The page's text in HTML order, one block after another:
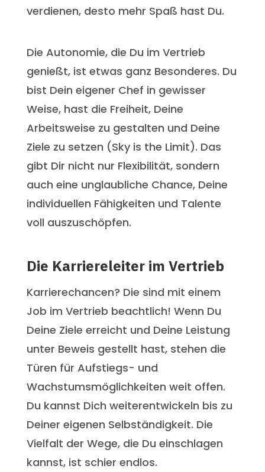
verdienen, desto mehr Spaß hast Du.
Die Autonomie, die Du im Vertrieb
genießt, ist etwas ganz Besonderes. Du
bist Dein eigener Chef in gewisser
Weise, hast die Freiheit, Deine
Arbeitsweise zu gestalten und Deine
Ziele zu setzen (Sky is the Limit). Das
gibt Dir nicht nur Flexibilität, sondern
auch eine unglaubliche Chance, Deine
individuellen Fähigkeiten und Talente
voll auszuschöpfen.
Die Karriereleiter im Vertrieb
Karrierechancen? Die sind mit einem
Job im Vertrieb beachtlich! Wenn Du
Deine Ziele erreicht und Deine Leistung
unter Beweis gestellt hast, stehen die
Türen für Aufstiegs- und
Wachstumsmöglichkeiten weit offen.
Du kannst Dich weiterentwickeln bis zu
Deiner eigenen Selbständigkeit. Die
Vielfalt der Wege, die Du einschlagen
kannst, ist schier endlos.